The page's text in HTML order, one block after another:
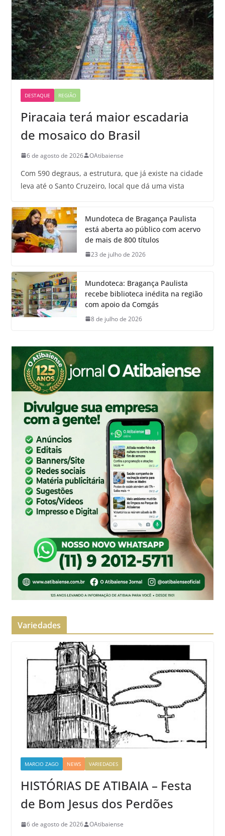
DESTAQUE REGIÃO
Piracaia terá maior escadaria
de mosaico do Brasil
6 de agosto de 2026 OAtibaiense
Com 590 degraus, a estrutura, que já existe na cidade
leva até o Santo Cruzeiro, local que dá uma vista
Mundoteca de Bragança Paulista
está aberta ao público com acervo
de mais de 800 títulos
23 de julho de 2026
Mundoteca: Bragança Paulista
recebe biblioteca inédita na região
com apoio da Comgás
8 de julho de 2026
Variedades
MARCIO ZAGO NEWS VARIEDADES
HISTÓRIAS DE ATIBAIA – Festa
de Bom Jesus dos Perdões
6 de agosto de 2026 OAtibaiense